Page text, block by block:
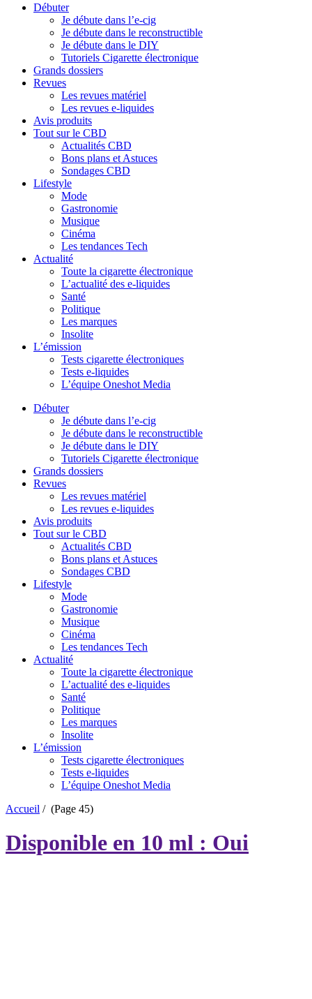
Débuter
Je débute dans l’e-cig
Je débute dans le reconstructible
Je débute dans le DIY
Tutoriels Cigarette électronique
Grands dossiers
Revues
Les revues matériel
Les revues e-liquides
Avis produits
Tout sur le CBD
Actualités CBD
Bons plans et Astuces
Sondages CBD
Lifestyle
Mode
Gastronomie
Musique
Cinéma
Les tendances Tech
Actualité
Toute la cigarette électronique
L’actualité des e-liquides
Santé
Politique
Les marques
Insolite
L’émission
Tests cigarette électroniques
Tests e-liquides
L’équipe Oneshot Media
Débuter
Je débute dans l’e-cig
Je débute dans le reconstructible
Je débute dans le DIY
Tutoriels Cigarette électronique
Grands dossiers
Revues
Les revues matériel
Les revues e-liquides
Avis produits
Tout sur le CBD
Actualités CBD
Bons plans et Astuces
Sondages CBD
Lifestyle
Mode
Gastronomie
Musique
Cinéma
Les tendances Tech
Actualité
Toute la cigarette électronique
L’actualité des e-liquides
Santé
Politique
Les marques
Insolite
L’émission
Tests cigarette électroniques
Tests e-liquides
L’équipe Oneshot Media
Accueil / (Page 45)
Disponible en 10 ml : Oui